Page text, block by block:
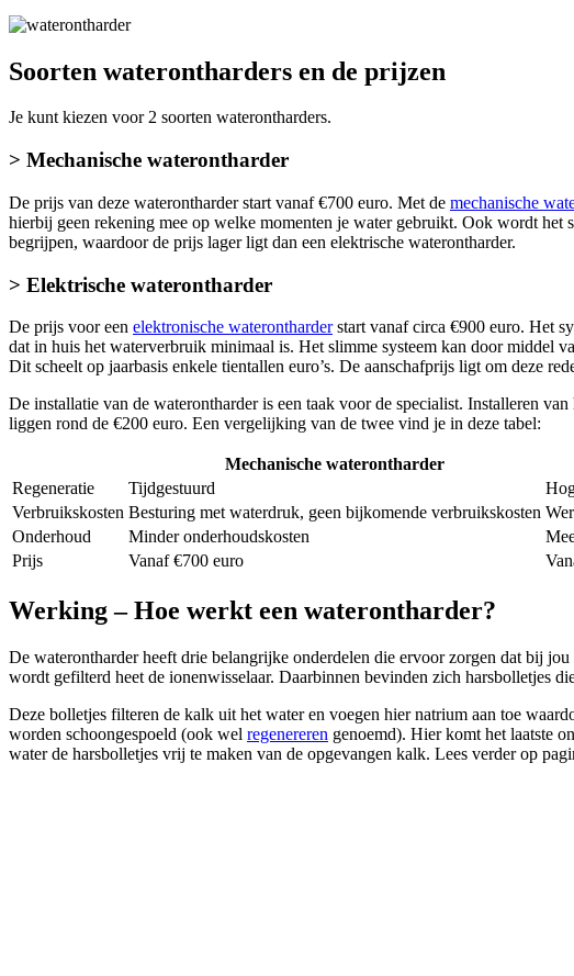
Soorten waterontharders en de prijzen
Je kunt kiezen voor 2 soorten waterontharders.
> Mechanische waterontharder
De prijs van deze waterontharder start vanaf €700 euro. Met de mechanische
hierbij geen rekening mee op welke momenten je water gebruikt. Ook wordt
begrijpen, waardoor de prijs lager ligt dan een elektrische waterontharder.
> Elektrische waterontharder
De prijs voor een elektronische waterontharderstart vanaf circa €900 euro. Het
dat in huis het waterverbruik minimaal is. Het slimme systeem kan door middel
Dit scheelt op jaarbasis enkele tientallen euro’s. De aanschafprijs ligt om deze
De installatie van de waterontharder is een taak voor de specialist. Installeren
liggen rond de €200 euro. Een vergelijking van de twee vind je in deze tabel:
Mechanische waterontharder
Regeneratie
Tijdgestuurd
Verbruikskosten Besturing met waterdruk, geen bijkomende verbruikskosten
Onderhoud
Minder onderhoudskosten
Prijs
Vanaf €700 euro
Werking – Hoe werkt een waterontharder?
De waterontharder heeft drie belangrijke onderdelen die ervoor zorgen dat bij
wordt gefilterd heet de ionenwisselaar. Daarbinnen bevinden zich harsbolletjes
Deze bolletjes filteren de kalk uit het water en voegen hier natrium aan toe
worden schoongespoeld (ook wel regenereren genoemd). Hier komt het laatste
water de harsbolletjes vrij te maken van de opgevangen kalk. Lees verder op